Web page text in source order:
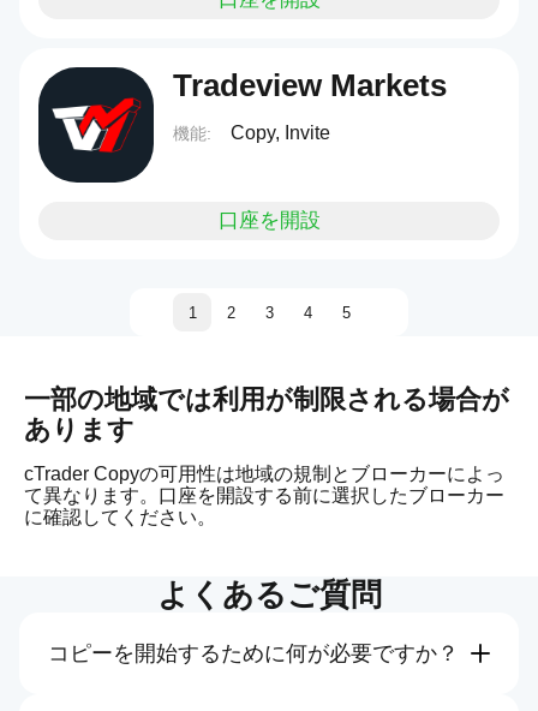
Tradeview Markets
機能: Copy, Invite
口座を開設
1 2 3 4 5
一部の地域では利用が制限される場合が
あります
cTrader Copyの可用性は地域の規制とブローカーによっ
て異なります。口座を開設する前に選択したブローカー
に確認してください。
よくあるご質問
コピーを開始するために何が必要ですか？